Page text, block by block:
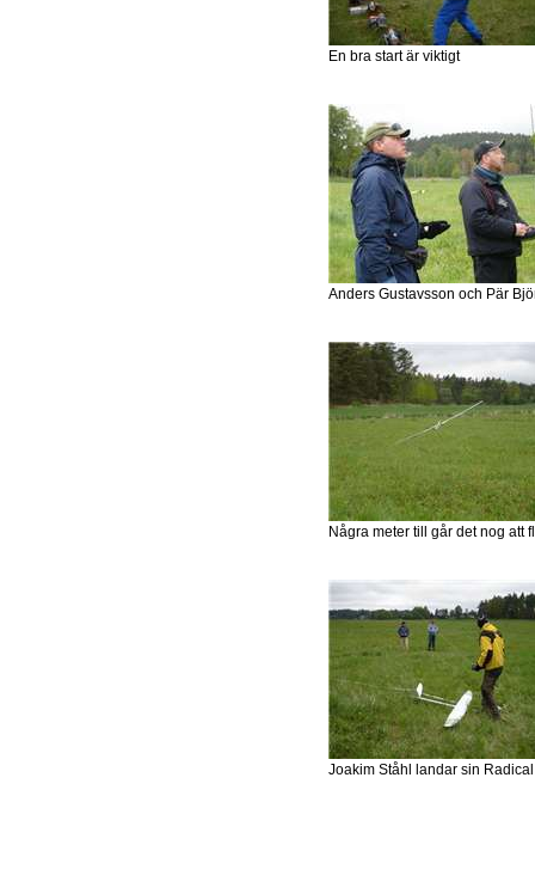
En bra start är viktigt
Anders Gustavsson och Pär
Några meter till går det nog att
Joakim Ståhl landar sin Radical